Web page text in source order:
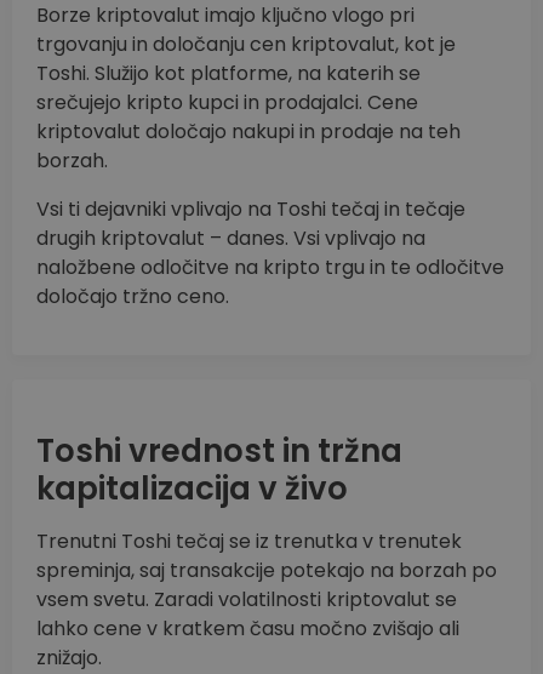
Borze kriptovalut imajo ključno vlogo pri
trgovanju in določanju cen kriptovalut, kot je
Toshi. Služijo kot platforme, na katerih se
srečujejo kripto kupci in prodajalci. Cene
kriptovalut določajo nakupi in prodaje na teh
borzah.
Vsi ti dejavniki vplivajo na Toshi tečaj in tečaje
drugih kriptovalut – danes. Vsi vplivajo na
naložbene odločitve na kripto trgu in te odločitve
določajo tržno ceno.
Toshi vrednost in tržna
kapitalizacija v živo
Trenutni Toshi tečaj se iz trenutka v trenutek
spreminja, saj transakcije potekajo na borzah po
vsem svetu. Zaradi volatilnosti kriptovalut se
lahko cene v kratkem času močno zvišajo ali
znižajo.